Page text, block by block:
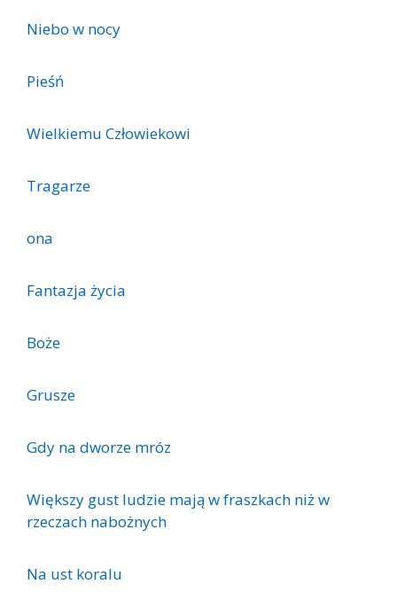
Niebo w nocy
Pieśń
Wielkiemu Człowiekowi
Tragarze
ona
Fantazja życia
Boże
Grusze
Gdy na dworze mróz
Większy gust ludzie mają w fraszkach niż w
rzeczach nabożnych
Na ust koralu